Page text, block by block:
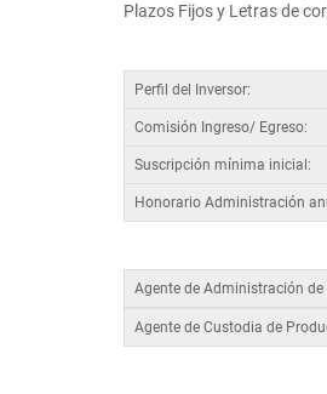
Plazos Fijos y Letras de
Perfil del Inversor:
Comisión Ingreso/ Egreso:
Suscripción mínima inicial:
Honorario Administración
Agente de Administración
Agente de Custodia de